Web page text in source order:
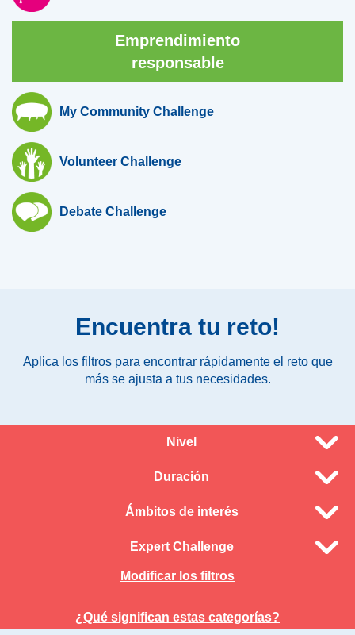
Emprendimiento
responsable
My Community Challenge
Volunteer Challenge
Debate Challenge
Encuentra tu reto!
Aplica los filtros para encontrar rápidamente el reto que
más se ajusta a tus necesidades.
Nivel
Duración
Ámbitos de interés
Expert Challenge
Modificar los filtros
¿Qué significan estas categorías?